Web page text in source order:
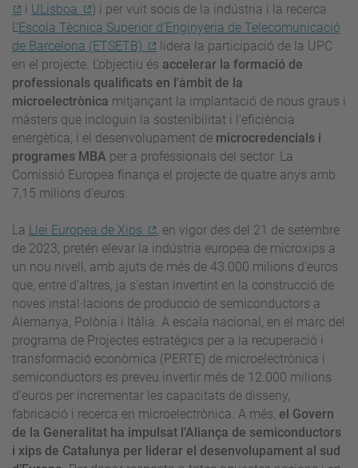
i ULisboa ) i per vuit socis de la indústria i la recerca.
L’Escola Tècnica Superior d’Enginyeria de Telecomunicació
de Barcelona (ETSETB)
lidera la participació de la UPC
en el projecte. L’objectiu és accelerar la formació de
professionals qualificats en l'àmbit de la
microelectrònica mitjançant la implantació de nous graus i
màsters que incloguin la sostenibilitat i l'eficiència
energètica, i el desenvolupament de microcredencials i
programes MBA per a professionals del sector. La
Comissió Europea finança el projecte de quatre anys amb
7,15 milions d’euros.
La Llei Europea de Xips
, en vigor des del 21 de setembre
de 2023, pretén elevar la indústria europea de microxips a
un nou nivell, amb ajuts de més de 43.000 milions d'euros
que, entre d’altres, ja s'estan invertint en la construcció de
noves instal·lacions de producció de semiconductors a
Alemanya, Polònia i Itàlia. A escala nacional, en el marc del
programa de Projectes estratègics per a la recuperació i
transformació econòmica (PERTE) de microelectrònica i
semiconductors es preveu invertir més de 12.000 milions
d’euros per incrementar les capacitats de disseny,
fabricació i recerca en microelectrònica. A més, el Govern
de la Generalitat ha impulsat l’Aliança de semiconductors
i xips de Catalunya per liderar el desenvolupament al sud